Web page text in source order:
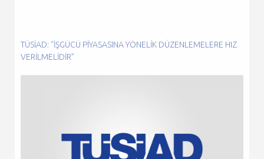
TÜSİAD: “İŞGÜCÜ PIYASASINA YÖNELIK DÜZENLEMELERE HIZ
VERILMELIDIR”